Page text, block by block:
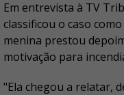
Em entrevista à TV
classificou o caso
menina prestou
motivação para
"Ela chegou a relatar,